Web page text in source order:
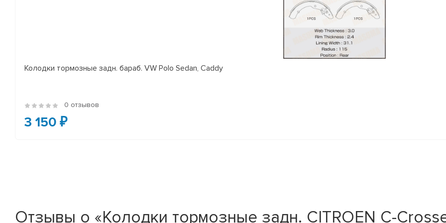
Колодки тормозные задн. бараб. VW Polo Sedan, Caddy
0 отзывов
3 150 ₽
Отзывы о «Колодки тормозные задн. CITROEN C-